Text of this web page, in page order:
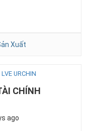
Xuất
URCHIN
CHÍNH
ago